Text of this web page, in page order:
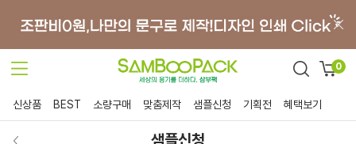
0
신상품 BEST 소량구매 맞춤제작 샘플신청 기획전 혜택보기
샘플신청